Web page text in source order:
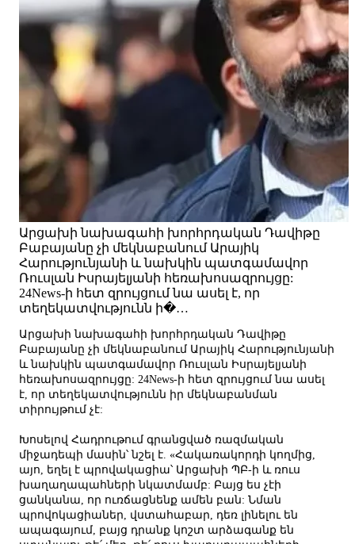
Արցախի նախագահի խորհրդական Դավիթը
Բաբայանը չի մեկնաբանում Արայիկ
Հարությունյանի և նախկին պատգամավոր
Ռուսլան Իսրայելյանի հեռախոսազրույցը:
24News-ի հետ զրույցում նա ասել է, որ
տեղեկատվությունն ի�…
Արցախի նախագահի խորհրդական Դավիթը
Բաբայանը չի մեկնաբանում Արայիկ Հարությունյանի
և նախկին պատգամավոր Ռուսլան Իսրայելյանի
հեռախոսազրույցը: 24News-ի հետ զրույցում նա ասել
է, որ տեղեկատվությունն իր մեկնաբանման
տիրույթում չէ:
Խոսելով Հադրութում գրանցված ռազմական
միջադեպի մասին՝ նշել է. «Հակառակորդի կողմից,
այո, եղել է պրովակացիա՝ Արցախի ՊԲ-ի և ռուս
խաղաղապահների նկատմամբ: Բայց ես չէի
ցանկանա, որ ուռճացնենք ամեն բան: Նման
պրովոկացիաներ, վստահաբար, դեռ լինելու են
ապագայում, բայց դրանք կոշտ արձագանք են